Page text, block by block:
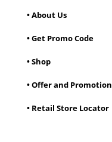
• About Us
• Get Promo Code
• Shop
• Offer and Promotion
• Retail Store Locator